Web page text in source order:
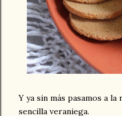
Y ya sin más pasamos a
sencilla veraniega.